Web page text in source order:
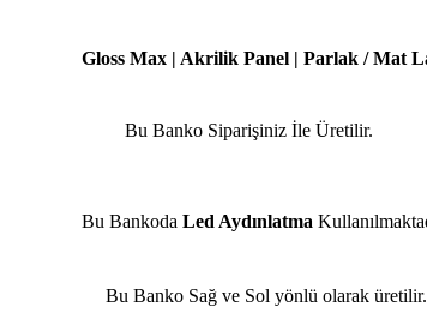
Gloss Max | Akrilik Panel | Parlak / Mat
Bu Banko Siparişiniz İle Üretilir.
Bu Bankoda Led Aydınlatma
Bu Banko Sağ ve Sol yönlü olarak üretilir.